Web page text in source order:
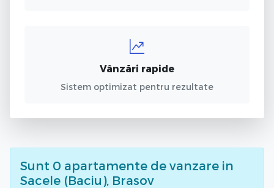
Vânzări rapide
Sistem optimizat pentru rezultate
Sunt 0 apartamente de vanzare in
Sacele (Baciu), Brasov